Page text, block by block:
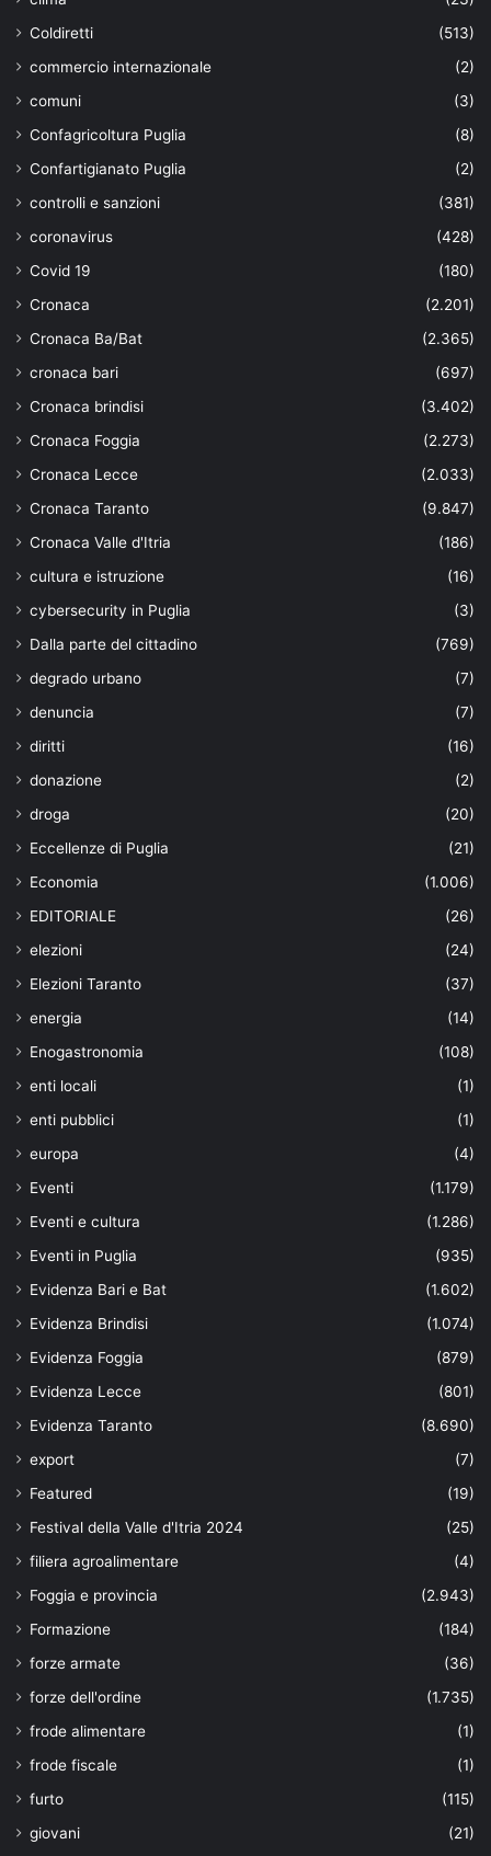
Coldiretti
(513)
commercio internazionale
(2)
comuni
(3)
Confagricoltura Puglia
(8)
Confartigianato Puglia
(2)
controlli e sanzioni
(381)
coronavirus
(428)
Covid 19
(180)
Cronaca
(2.201)
Cronaca Ba/Bat
(2.365)
cronaca bari
(697)
Cronaca brindisi
(3.402)
Cronaca Foggia
(2.273)
Cronaca Lecce
(2.033)
Cronaca Taranto
(9.847)
Cronaca Valle d'Itria
(186)
cultura e istruzione
(16)
cybersecurity in Puglia
(3)
Dalla parte del cittadino
(769)
degrado urbano
(7)
denuncia
(7)
diritti
(16)
donazione
(2)
droga
(20)
Eccellenze di Puglia
(21)
Economia
(1.006)
EDITORIALE
(26)
elezioni
(24)
Elezioni Taranto
(37)
energia
(14)
Enogastronomia
(108)
enti locali
(1)
enti pubblici
(1)
europa
(4)
Eventi
(1.179)
Eventi e cultura
(1.286)
Eventi in Puglia
(935)
Evidenza Bari e Bat
(1.602)
Evidenza Brindisi
(1.074)
Evidenza Foggia
(879)
Evidenza Lecce
(801)
Evidenza Taranto
(8.690)
export
(7)
Featured
(19)
Festival della Valle d'Itria 2024
(25)
filiera agroalimentare
(4)
Foggia e provincia
(2.943)
Formazione
(184)
forze armate
(36)
forze dell'ordine
(1.735)
frode alimentare
(1)
frode fiscale
(1)
furto
(115)
giovani
(21)